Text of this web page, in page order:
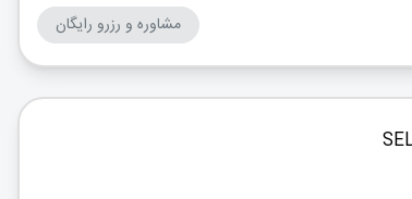
مشاوره و رزرو رایگان